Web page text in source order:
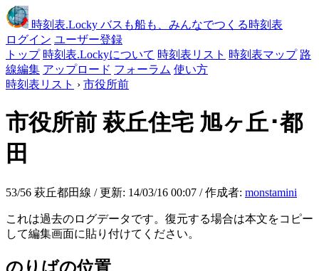
時刻表.Locky バスも船も、みんなでつくる時刻表
ログイン ユーザー登録
トップ 時刻表.Lockyについて 時刻表リスト 時刻表マップ 路
線編集 アップロード フォーラム 使い方
時刻表リスト › 市役所前
市役所前 萩丘住宅 旭ヶ丘･都
田
53/56 萩丘都田線 / 更新: 14/03/16 00:07 / 作成者: monstamini
これは過去のログデータです。復元する場合は本文をコピー
して編集画面に貼り付けてください。
のりばの位置